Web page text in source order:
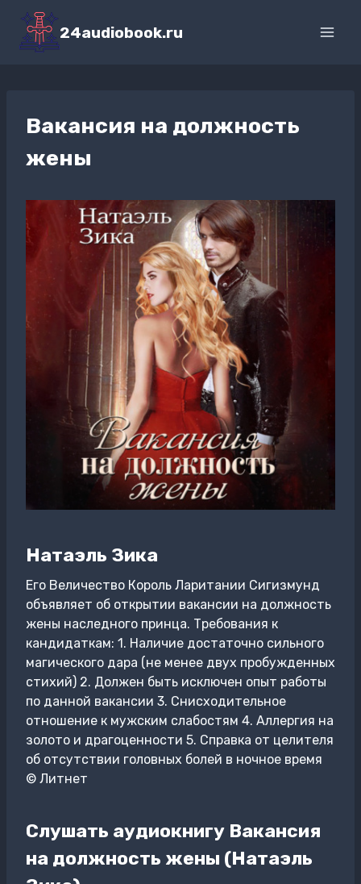
Перейти
содержимому
24audiobook.ru
Вакансия на должность
жены
Натаэль Зика
Его Величество Король Ларитании Сигизмунд
объявляет об открытии вакансии на должность
жены наследного принца. Требования к
кандидаткам: 1. Наличие достаточно сильного
магического дара (не менее двух пробужденных
стихий) 2. Должен быть исключен опыт работы
по данной вакансии 3. Снисходительное
отношение к мужским слабостям 4. Аллергия на
золото и драгоценности 5. Справка от целителя
об отсутствии головных болей в ночное время
© Литнет
Слушать аудиокнигу Вакансия
на должность жены (Натаэль